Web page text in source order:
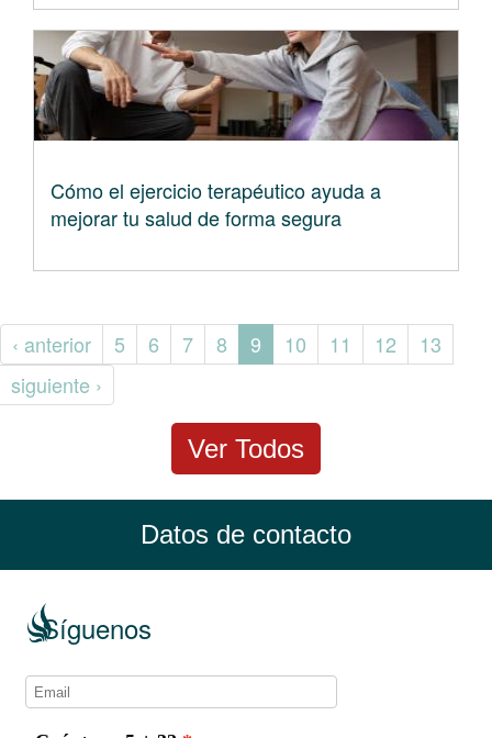
Cómo el ejercicio terapéutico ayuda a
mejorar tu salud de forma segura
‹ anterior 5 6 7 8 9 10 11 12
13
siguiente ›
Ver Todos
Datos de contacto
Síguenos